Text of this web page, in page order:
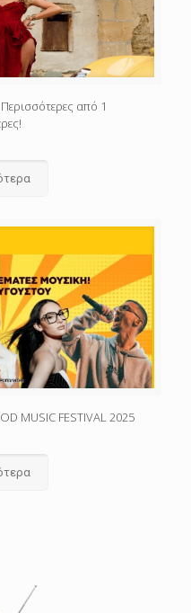
από 1
MUSIC FESTIVAL 2025